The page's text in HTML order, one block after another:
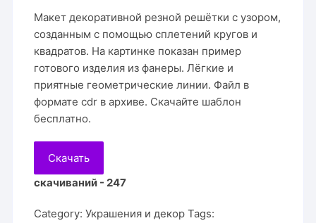
Макет декоративной резной решётки с узором,
созданным с помощью сплетений кругов и
квадратов. На картинке показан пример
готового изделия из фанеры. Лёгкие и
приятные геометрические линии. Файл в
формате cdr в архиве. Скачайте шаблон
бесплатно.
Скачать
скачиваний - 247
Category:Украшения и декор Tags: